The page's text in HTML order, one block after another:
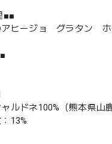
■■
アヒージョ グラタン ホ
ルドネ100%（熊本県山
13%